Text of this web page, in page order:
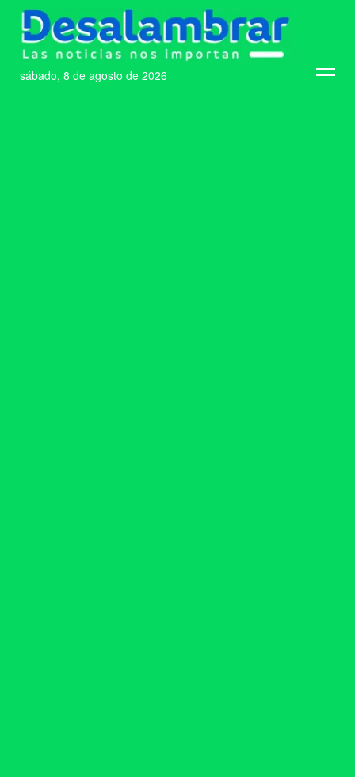
sábado, 8 de agosto de 2026